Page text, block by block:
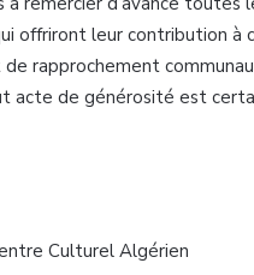
offriront leur contribution à
rapprochement
acte de générosité est
Culturel Algérien